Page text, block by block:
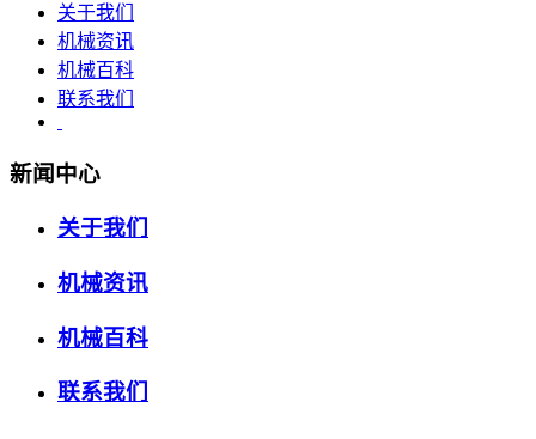
关于我们
机械资讯
机械百科
联系我们
新闻中心
关于我们
机械资讯
机械百科
联系我们